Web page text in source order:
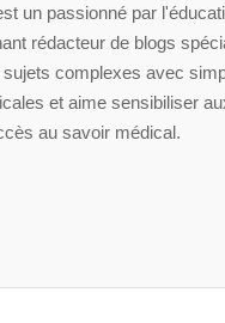
un passionné par
rédacteur de blogs
complexes avec
et aime sensibiliser
au savoir médical.